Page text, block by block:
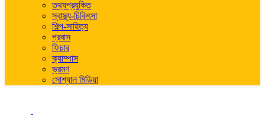
তথ্যপ্রযুক্তি
স্বাস্থ্য-চিকিৎসা
শিল্প-সাহিত্য
প্রবাস
ফিচার
ক্যাম্পাস
ভ্রমণ
সোশ্যাল মিডিয়া